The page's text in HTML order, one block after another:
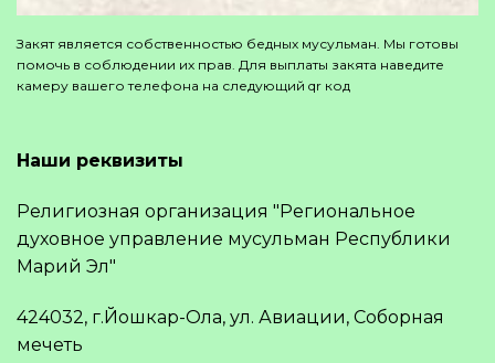
Закят является собственностью бедных мусульман. Мы готовы
помочь в соблюдении их прав. Для выплаты закята наведите
камеру вашего телефона на следующий qr код
Наши реквизиты
Религиозная организация "Региональное
духовное управление мусульман Республики
Марий Эл"
424032, г.Йошкар-Ола, ул. Авиации, Соборная
мечеть